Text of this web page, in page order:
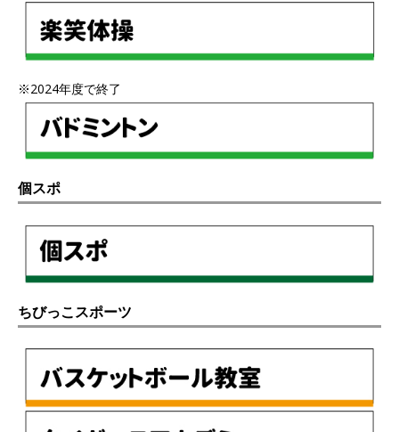
※2024年度で終了
個スポ
ちびっこスポーツ